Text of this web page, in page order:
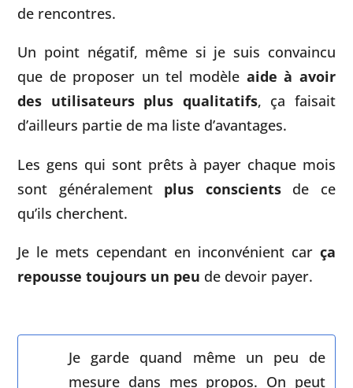
de rencontres.
Un point négatif, même si je suis convaincu
que de proposer un tel modèle aide à avoir
des utilisateurs plus qualitatifs, ça faisait
d’ailleurs partie de ma liste d’avantages.
Les gens qui sont prêts à payer chaque mois
sont généralement plus conscientsde ce
qu’ils cherchent.
Je le mets cependant en inconvénient car ça
repousse toujours un peu de devoir payer.
Je garde quand même un peu de
mesure dans mes propos. On peut